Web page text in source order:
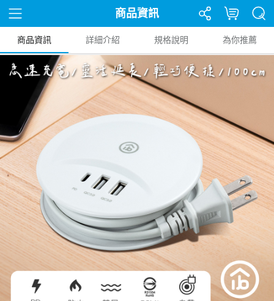
商品資訊
商品資訊 詳細介紹 規格說明 為你推薦